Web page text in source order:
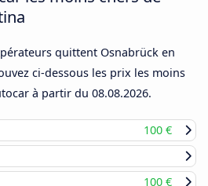
quittent Osnabrück en
ci-dessous les prix les moins
à partir du 08.08.2026.
100 €
100 €